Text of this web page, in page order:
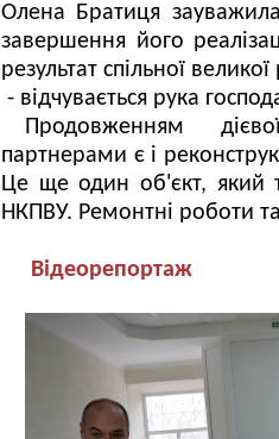
Олена Братиця
завершення його
результат спільної
- відчувається рука
Продовженням
партнерами є і
Це ще один об'єкт, який
НКПВУ. Ремонтні роботи
Відеорепортаж